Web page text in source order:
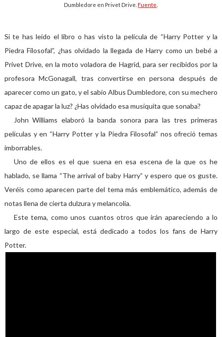
Dumbledore en Privet Drive.Fuente
Si te has leído el libro o has visto la película de “Harry Potter y la
Piedra Filosofal”, ¿has olvidado la llegada de Harry como un bebé a
Privet Drive, en la moto voladora de Hagrid, para ser recibidos por la
profesora McGonagall, tras convertirse en persona después de
aparecer como un gato, y el sabio Albus Dumbledore, con su mechero
capaz de apagar la luz? ¿Has olvidado esa musiquita que sonaba?
John Williams elaboró la banda sonora para las tres primeras
películas y en “Harry Potter y la Piedra Filosofal” nos ofreció temas
imborrables.
Uno de ellos es el que suena en esa escena de la que os he
hablado, se llama “The arrival of baby Harry” y espero que os guste.
Veréis como aparecen parte del tema más emblemático, además de
notas llena de cierta dulzura y melancolía.
Este tema, como unos cuantos otros que irán apareciendo a lo
largo de este especial, está dedicado a todos los fans de Harry
Potter.